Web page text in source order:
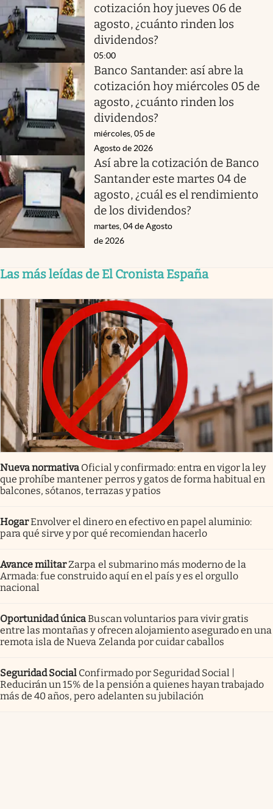
cotización hoy jueves 06 de
agosto, ¿cuánto rinden los
dividendos?
05:00
Banco Santander: así abre la
cotización hoy miércoles 05 de
agosto, ¿cuánto rinden los
dividendos?
miércoles, 05 de
Agosto de 2026
Así abre la cotización de Banco
Santander este martes 04 de
agosto, ¿cuál es el rendimiento
de los dividendos?
martes, 04 de Agosto
de 2026
Las más leídas de El Cronista España
Nueva normativa Oficial y confirmado: entra en vigor la ley
que prohíbe mantener perros y gatos de forma habitual en
balcones, sótanos, terrazas y patios
HogarEnvolver el dinero en efectivo en papel aluminio:
para qué sirve y por qué recomiendan hacerlo
Avance militarZarpa el submarino más moderno de la
Armada: fue construido aquí en el país y es el orgullo
nacional
Oportunidad únicaBuscan voluntarios para vivir gratis
entre las montañas y ofrecen alojamiento asegurado en una
remota isla de Nueva Zelanda por cuidar caballos
Seguridad Social Confirmado por Seguridad Social |
Reducirán un 15% de la pensión a quienes hayan trabajado
más de 40 años, pero adelanten su jubilación